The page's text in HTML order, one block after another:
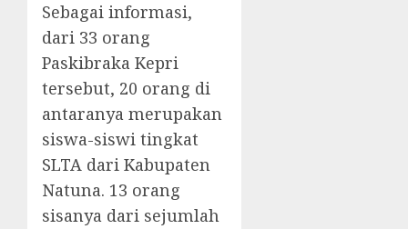
Sebagai informasi,
dari 33 orang
Paskibraka Kepri
tersebut, 20 orang di
antaranya merupakan
siswa-siswi tingkat
SLTA dari Kabupaten
Natuna. 13 orang
sisanya dari sejumlah